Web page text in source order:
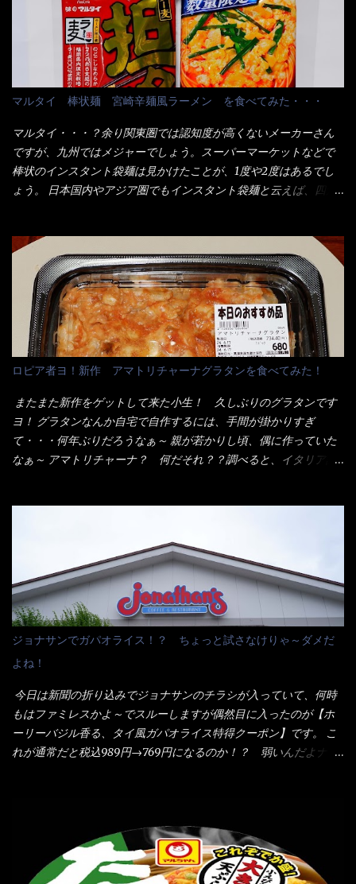
て、激安だったとだけ申し上げましょう。 早速1袋を大釜で茹で～
ハイ、約15分ほど茹で上げた状態です。 当家には、高齢者がいる
ので少し柔らかく・・・ 茹で上がった饂飩は、お店の饂飩に比べ
＜細い＞です。 どちらかと云えば、稲庭饂飩的な太さですね。 さ
てこれを、どの様に食べるか？ 長葱無かったので、玉葱を刻んで
八王子ラーメン風月見つけうどん！ 冷やし釜あげうどん～です。
ラーメン丼に、冷水を軽く張って饂飩を盛り付け、お椀に昆布出
汁つゆと長葱に山葵です。 これでツルツル～と頂きました。 良い
じゃないか～...
ゃないか！？ ハイ、山です。 これが標準なのです。 普通のとん
かつ屋のキャベツと比べたら、10人前ほどあるか？ 値段的には、
メイン（主流は1,000超）＋定食セット350円程と値段的には、そ
れ程では安い訳でも無いが、客足が絶えない人気店である。 そん
なメニューのなかで、リーズナブルで頂ける＜映え＞るメニュー
が＜カツカレー＞だ！ これです。 当時1,000円税込だった
が・・・今も変わらないと思うけど・・・ これが出てくると、カ
ウンター中からOH～と声が飛ぶ！ 写真は、キャベツ少なめでお願
いしています。 皿のサイズは、直径30cmほどあります。 そこに
ドカ盛のキャベツと御飯にカレーがかかっています。 カレーは辛
ンとした厚さのあるトンカツです。 それも揚げたての熱々です。
これを難なく完食出来なければ、漢では無い！と云っても過言で
はないだろう。 この他も、兎に角ボリューム満点で＜薄カツ＞と
呼ばれるメニューは、トンカツが2枚重ねて出てくるだ！ 1枚が薄
いから、2枚乗せにしたらしいけど・・・
マルタイ 棒状麺 宮崎辛麺風ラーメン を食べてみた・・・
マルタイ・・・？余り関東圏では認知度が高くないメーカーさん
ですが、九州ではメジャーでしょう。スーパーマーケットなどで
棒状のインスタント袋麺は見かけたことが、1度や2度はあるでし
ょう。 日本国内やアジア圏でもインスタント袋麺と云えば、四角
イ棒状ラーメンを、OKストアで見かけ思わず手に取って買い物篭
へ 坦々まぜそばと＜数量限定＞宮崎辛麺風ラーメン オーッといき
なり私の胃袋をグサッと・・・・ 棒状インスタントラーメンの
デビューが決まりました。 か・ら・め・ん・辛麺！ 宮崎辛麺は
チャルメラや日清からも出されている、辛口のラーメンじゃ
ん！！ 酸っぱくしたら、酸辣湯麺？なんてね。 よし今日のサラ
メシは、宮崎辛麺にしよう！ それではまず袋を開けると・・・ な
んだか紙に巻かれた棒状の麺が二束、調味油と粉末スープ！ やは
り見慣れない姿・・・何だかチョッと高級感的な・・・だって透
明なトレイに並んだ棒状麺なんて見慣れないからねぇ～（コスト
がかかる） 袋の裏側を見ると、韮とか卵の用意を勧めている。
それなばらと冷蔵庫にあった、黒豆モヤシ・韮・生卵を用意しま
け、韮の葉の部分をドサッと乗せて調味油を入れて完成です。 ど
うでしょう？ 見た目 Goodデザイン賞じゃない！？ 笑 マルタ
イのHPを見ると・・・（引用） めんは、ノンフライ・ノンスチー
ム製法で仕上げた、生めんに近い風味のストレートめんです。 豚
の旨味に数種類の唐辛子、ニンニクを加えた辛さとコクが凝縮さ
れた醤油ベースのスープです。 調味油に赤ラー油とごま油を使用
することに風味と辛さを引き立たせています。 調味油をスープ
全体に馴染ませるために、箸で麺と具を持ち上げて・・・ ええや
ないかぁ～ モヤシが黒豆モヤシだから細身で熱を加えてもへた
りづらい！（緑豆モヤシだと太くて熱加えるとダラーっとなるん
だよ） それに細ストレート麺とモヤシが良いバランスで・・・
韮の緑と卵の黄色も相まって・・・映える...
ロピア者ヨ！新作 アマトリチャーナグラタンを食べてみた！
またまた新作をゲットして来た小生！ 久しぶりのグラタンです
ヨ！ グラタンなんか自宅で自作するには、手間が掛かりすぎ
て・・・何年ぶりだろうなぁ～ 親が若かりし頃、偶に作っていた
なぁ～ アマトリチャーナ？ 何だそれ？？調べると、イタリア語
ブン皿で焼いて、大凡の目安で小分けにしているようで、パック
をよーく見たら表面のチーズの乗り具合に結構な差が出てい
た・・・チーズに焦げ目が付いているのを、しっかり確認し買う
ことをオススメします。（取り分け量にも若干有り差がでてるだ
ろう） 早速タバスコを振りかけて食べてみると・・・結構美味し
いよ！ 久しぶりだな～ホワイトソースとマカロニの絡まった食
感・・・懐かしい～ 今回ダイソーのカレー用のスプーンを使って
みたら、これが凄くうまくすくえるんだよねぇ～（このスプーン
当たりだね） 今回新作のグラタンを頂きましたが、まずまずの美
味しさとダイソーのカレースプーンの。すくい上げ力の良さを再
度認識できました。
ジョナサンでガパオライス！？ ちょっと試さなけりゃ～ダメだ
よね！
今日は新聞の折り込みでジョナサンのチラシが入っていて、何時
もはファミレスかよ～でスルーしますが偶然目に入ったのが【ホ
ーリーバジル香る、タイ風ガパオライス特得クーポン】です。 こ
れが通常だと税込989円→769円になるのか！？ 弱いんだよナァ
に行っても同じメニュー同じ味のファミレスには行きません。 最
近は、ステーキガストに試しに行ったぐらいです。（肉が喰いた
くて） しかし最近のファミレスは合理化が進み、店員さんもフロ